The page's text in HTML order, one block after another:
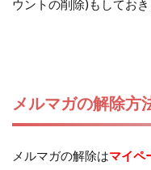
ウントの削除)もしておき
メルマガの解除方
メルマガの解除はマイペ